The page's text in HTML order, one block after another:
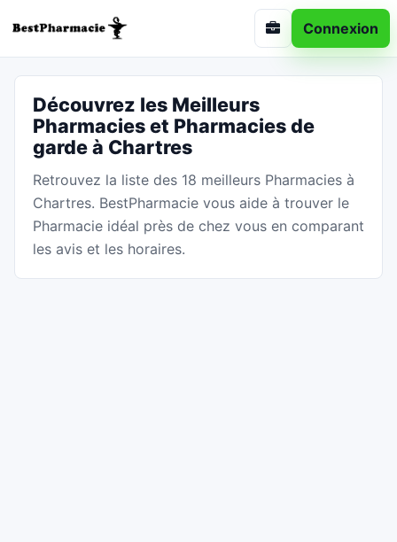
Connexion
Découvrez les Meilleurs
Pharmacies et Pharmacies de
garde à Chartres
Retrouvez la liste des 18 meilleurs Pharmacies à
Chartres. BestPharmacie vous aide à trouver le
Pharmacie idéal près de chez vous en comparant
les avis et les horaires.